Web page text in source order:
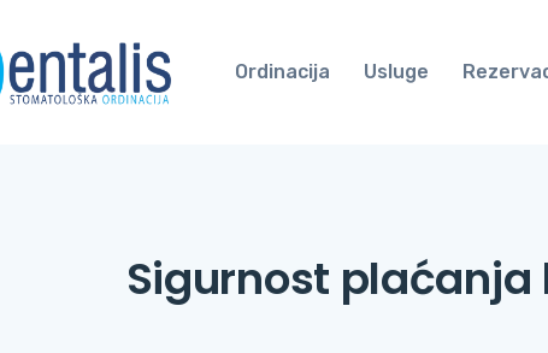
Ordinacija Usluge
Sigurnost